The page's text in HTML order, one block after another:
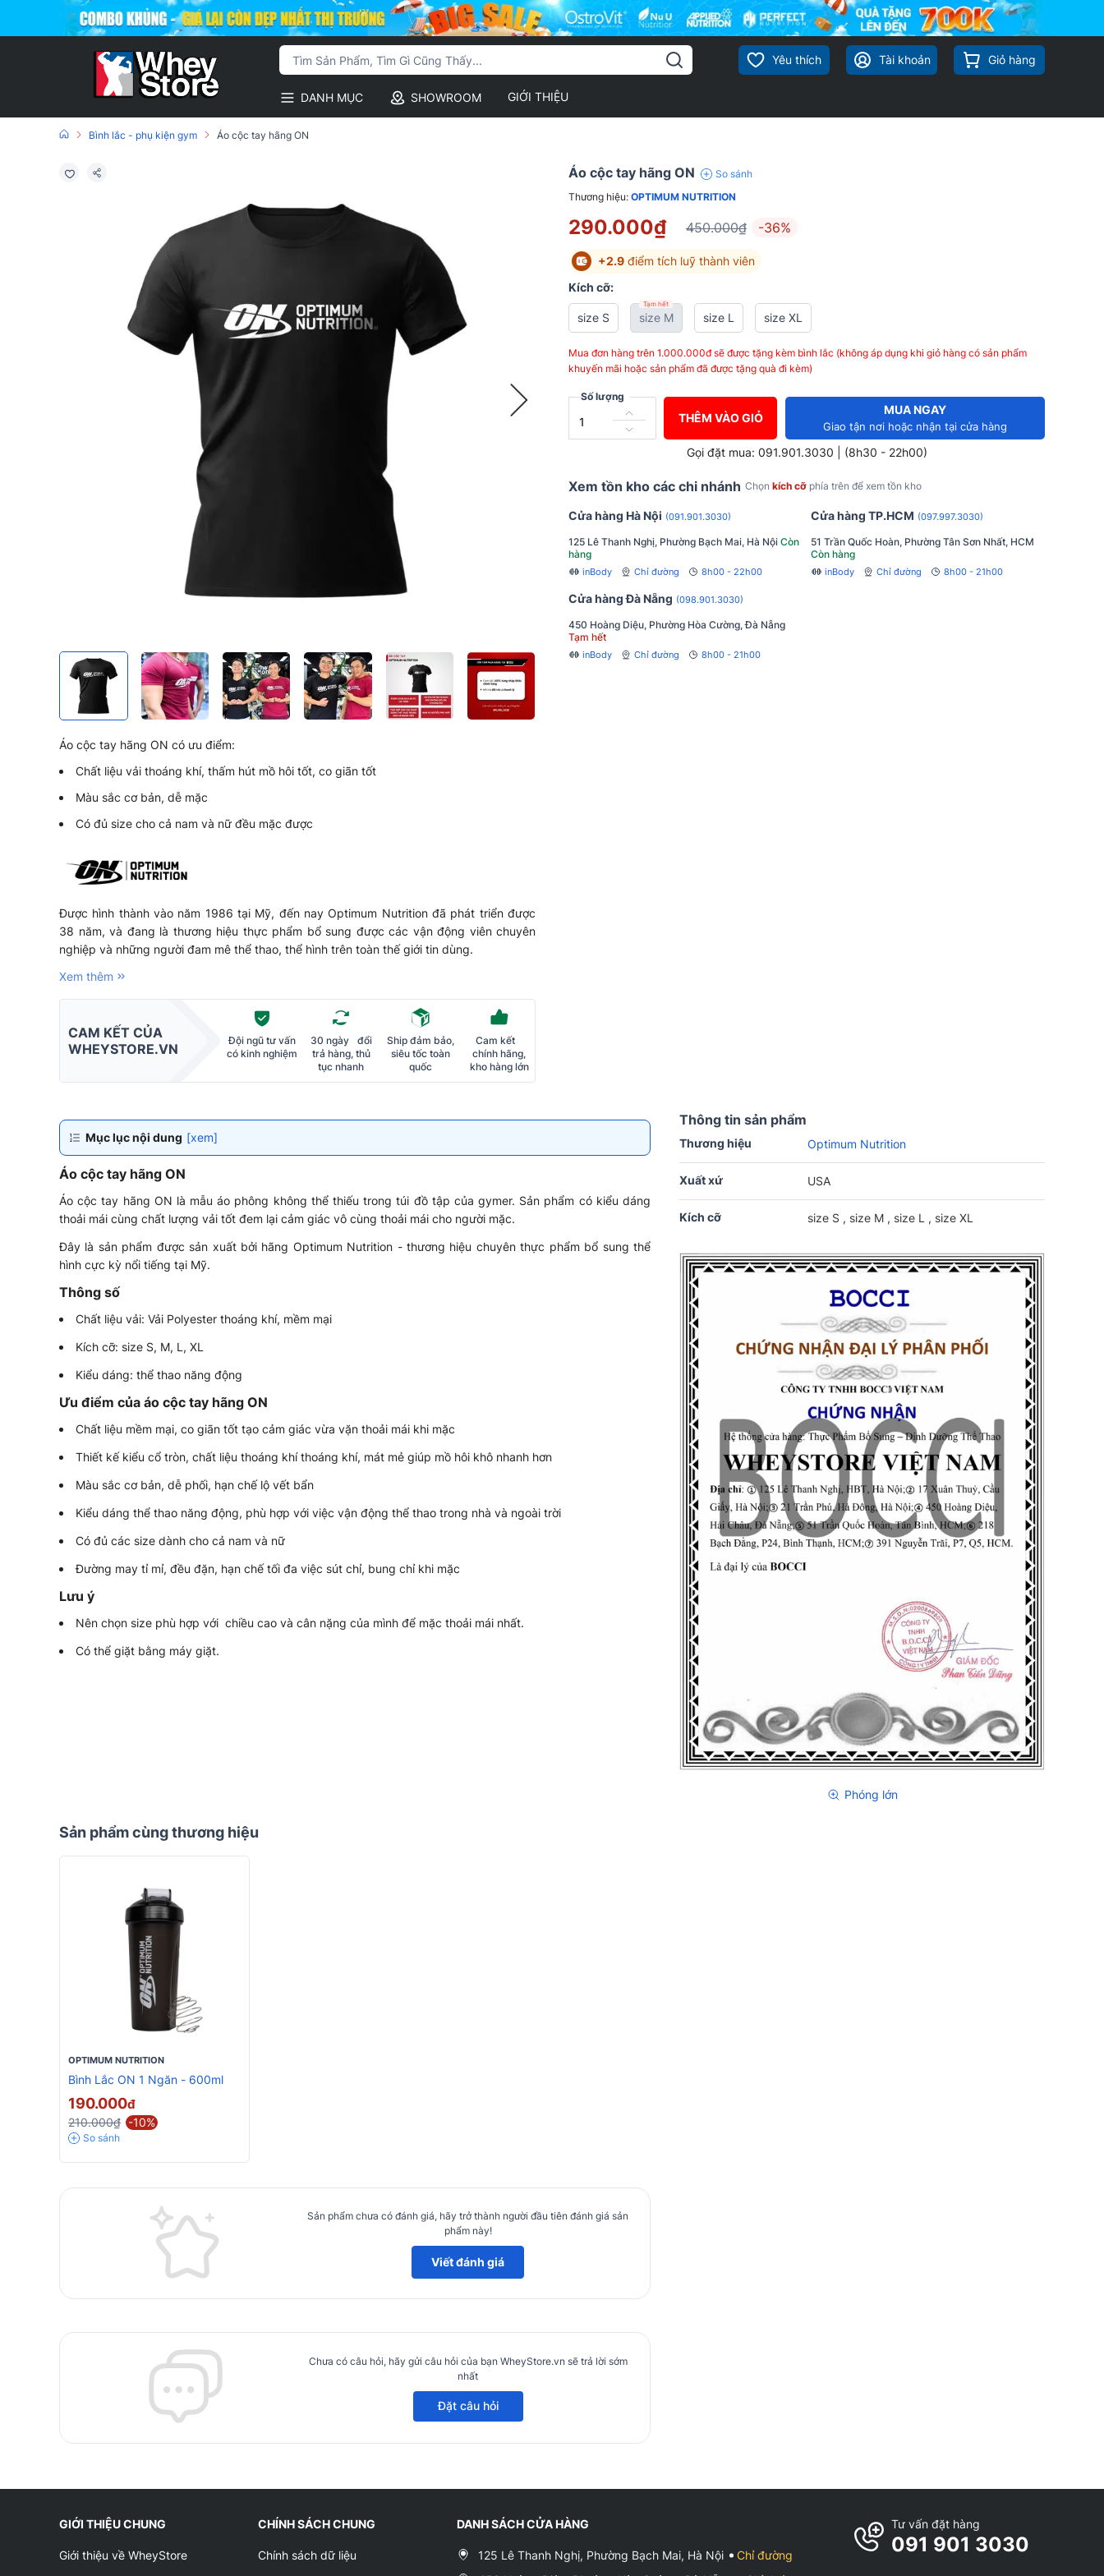
Yêu thích Tài khoản Giỏ hàng
DANH MỤC SHOWROOM GIỚI THIỆU
Bình lắc - phụ kiện gym Áo cộc tay hãng ON
Áo cộc tay hãng ON có ưu điểm:
Chất liệu vải thoáng khí, thấm hút mồ hôi tốt, co giãn tốt
Màu sắc cơ bản, dễ mặc
Có đủ size cho cả nam và nữ đều mặc được
Được hình thành vào năm 1986 tại Mỹ, đến nay Optimum Nutrition đã phát triển được
38 năm, và đang là thương hiệu thực phẩm bổ sung được các vận động viên chuyên
nghiệp và những người đam mê thể thao, thể hình trên toàn thế giới tin dùng.
Xem thêm
CAM KẾT CỦA
WHEYSTORE.VN
Đội ngũ tư vấn
có kinh nghiệm
30 ngày đổi
trả hàng, thủ
tục nhanh
Ship đảm bảo,
siêu tốc toàn
quốc
Cam kết
chính hãng,
kho hàng lớn
Áo cộc tay hãng ON
So sánh
Thương hiệu: OPTIMUM NUTRITION
290.000₫ 450.000₫ -36%
+2.9 điểm tích luỹ thành viên
Kích cỡ:
size S
Tạm hết
size M size L size XL
Mua đơn hàng trên 1.000.000đ sẽ được tặng kèm bình lắc (không áp dụng khi giỏ hàng có sản phẩm
khuyến mãi hoặc sản phẩm đã được tặng quà đi kèm)
Số lượng
THÊM VÀO GIỎ
MUA NGAY
Giao tận nơi hoặc nhận tại cửa hàng
Gọi đặt mua: 091.901.3030 | (8h30 - 22h00)
Xem tồn kho các chi nhánh Chọn kích cỡ phía trên để xem tồn kho
Cửa hàng Hà Nội (091.901.3030)
125 Lê Thanh Nghị, Phường Bạch Mai, Hà Nội Còn
hàng
inBody Chỉ đường 8h00 - 22h00
Cửa hàng TP.HCM (097.997.3030)
51 Trần Quốc Hoàn, Phường Tân Sơn Nhất, HCM
Còn hàng
inBody Chỉ đường 8h00 - 21h00
Cửa hàng Đà Nẵng (098.901.3030)
450 Hoàng Diệu, Phường Hòa Cường, Đà Nẵng
Tạm hết
inBody Chỉ đường 8h00 - 21h00
Mục lục nội dung [xem]
Áo cộc tay hãng ON
Áo cộc tay hãng ON là mẫu áo phông không thể thiếu trong túi đồ tập của gymer. Sản phẩm có kiểu dáng
thoải mái cùng chất lượng vải tốt đem lại cảm giác vô cùng thoải mái cho người mặc.
Đây là sản phẩm được sản xuất bởi hãng Optimum Nutrition - thương hiệu chuyên thực phẩm bổ sung thể
hình cực kỳ nổi tiếng tại Mỹ.
Thông số
Chất liệu vải: Vải Polyester thoáng khí, mềm mại
Kích cỡ: size S, M, L, XL
Kiểu dáng: thể thao năng động
Ưu điểm của áo cộc tay hãng ON
Chất liệu mềm mại, co giãn tốt tạo cảm giác vừa vặn thoải mái khi mặc
Thiết kế kiểu cổ tròn, chất liệu thoáng khí thoáng khí, mát mẻ giúp mồ hôi khô nhanh hơn
Màu sắc cơ bản, dễ phối, hạn chế lộ vết bẩn
Kiểu dáng thể thao năng động, phù hợp với việc vận động thể thao trong nhà và ngoài trời
Có đủ các size dành cho cả nam và nữ
Đường may tỉ mỉ, đều đặn, hạn chế tối đa việc sút chỉ, bung chỉ khi mặc
Lưu ý
Nên chọn size phù hợp với chiều cao và cân nặng của mình để mặc thoải mái nhất.
Có thể giặt bằng máy giặt.
Thông tin sản phẩm
Thương hiệu Optimum Nutrition
Xuất xứ USA
Kích cỡ size S , size M , size L , size XL
Phóng lớn
Sản phẩm cùng thương hiệu
OPTIMUM NUTRITION
Bình Lắc ON 1 Ngăn - 600ml
190.000đ
210.000₫ -10%
So sánh
Sản phẩm chưa có đánh giá, hãy trở thành người đầu tiên đánh giá sản
phẩm này!
Viết đánh giá
Chưa có câu hỏi, hãy gửi câu hỏi của bạn WheyStore.vn sẽ trả lời sớm
nhất
Đặt câu hỏi
GIỚI THIỆU CHUNG
Giới thiệu về WheyStore
CHÍNH SÁCH CHUNG
Chính sách dữ liệu
DANH SÁCH CỬA HÀNG
125 Lê Thanh Nghị, Phường Bạch Mai, Hà Nội
Chỉ đường
Tư vấn đặt hàng
091 901 3030